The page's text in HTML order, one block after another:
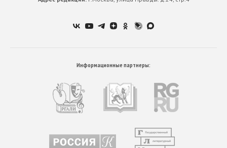
Информационные партнеры: